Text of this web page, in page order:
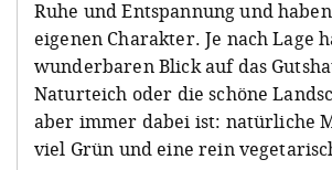
Ruhe und Entspannung und
eigenen Charakter. Je nach Lage
wunderbaren Blick auf das
Naturteich oder die schöne
aber immer dabei ist: natürliche
viel Grün und eine rein